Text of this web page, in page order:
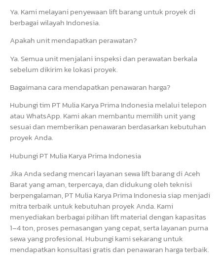
Ya. Kami melayani penyewaan lift barang untuk proyek di
berbagai wilayah Indonesia.
Apakah unit mendapatkan perawatan?
Ya. Semua unit menjalani inspeksi dan perawatan berkala
sebelum dikirim ke lokasi proyek.
Bagaimana cara mendapatkan penawaran harga?
Hubungi tim PT Mulia Karya Prima Indonesia melalui telepon
atau WhatsApp. Kami akan membantu memilih unit yang
sesuai dan memberikan penawaran berdasarkan kebutuhan
proyek Anda.
Hubungi PT Mulia Karya Prima Indonesia
Jika Anda sedang mencari layanan sewa lift barang di Aceh
Barat yang aman, terpercaya, dan didukung oleh teknisi
berpengalaman, PT Mulia Karya Prima Indonesia siap menjadi
mitra terbaik untuk kebutuhan proyek Anda. Kami
menyediakan berbagai pilihan lift material dengan kapasitas
1–4 ton, proses pemasangan yang cepat, serta layanan purna
sewa yang profesional. Hubungi kami sekarang untuk
mendapatkan konsultasi gratis dan penawaran harga terbaik.